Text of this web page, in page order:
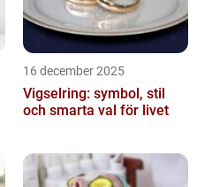
16 december 2025
Vigselring: symbol, stil
och smarta val för livet